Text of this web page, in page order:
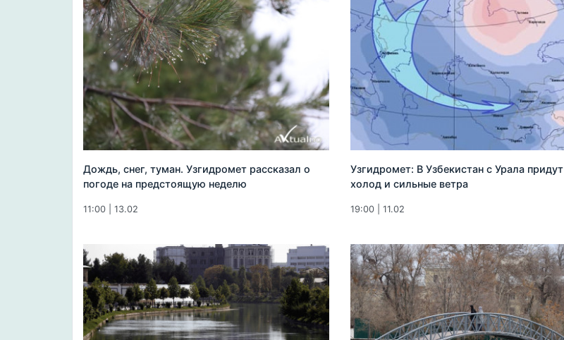
Дождь, снег, туман. Узгидромет рассказал о
погоде на предстоящую неделю
11:00 | 13.02
Узгидромет: В Узбекистан с Урала придут
холод и сильные ветра
19:00 | 11.02